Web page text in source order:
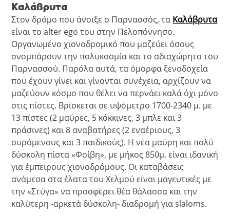
Καλάβρυτα
Στον δρόμο που άνοιξε ο Παρνασσός, τα Καλάβρυτα
είναι το alter ego του στην Πελοπόννησο.
Οργανωμένο χιονοδρομικό που μαζεύει όσους
σνομπάρουν την πολυκοσμία και το αδιαχώρητο του
Παρνασσού. Παρόλα αυτά, τα όμορφα ξενοδοχεία
που έχουν γίνει και γίνονται συνέχεια, αρχίζουν να
μαζεύουν κόσμο που θέλει να περνάει καλά όχι μόνο
στις πίστες. Βρίσκεται σε υψόμετρο 1700-2340 μ. με
13 πίστες (2 μαύρες, 5 κόκκινες, 3 μπλε και 3
πράσινες) και 8 αναβατήρες (2 εναέριους, 3
συρόμενους και 3 παιδικούς). Η νέα μαύρη και πολύ
δύσκολη πίστα «Φοίβη», με μήκος 850μ. είναι ιδανική
για έμπειρους χιονοδρόμους. Οι καταβάσεις
ανάμεσα στα έλατα του Χελμού είναι μαγευτικές με
την «Στύγα» να προσφέρει θέα θάλασσα και την
καλύτερη -αρκετά δύσκολη- διαδρομή για slaloms.